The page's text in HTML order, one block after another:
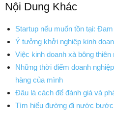
Nội Dung Khác
Startup nếu muốn tồn tại:
Ý tưởng khởi nghiệp kinh
Việc kinh doanh xà bông
Những thời điểm doanh
hàng của mình
Đâu là cách để đánh giá và
Tìm hiểu đường đi nước bước